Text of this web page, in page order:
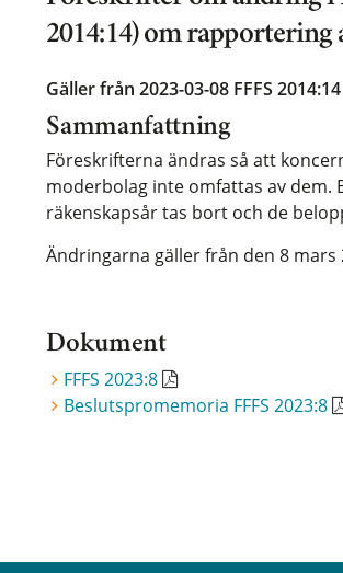
2014:14) om
Gäller från 2023-03-08 FFFS 2014:14
Sammanfattning
Föreskrifterna ändras så att
moderbolag inte omfattas av
räkenskapsår tas bort och de
Ändringarna gäller från den 8 mars
Dokument
FFFS 2023:8
Beslutspromemoria FFFS 2023:8